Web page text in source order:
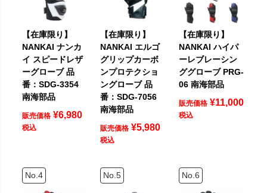
【在庫限り】
NANKAI ナンカ
イ スピードレザ
ーグローブ 品
番：SDG-3354
南海部品
販売価格 ¥6,980
税込
【在庫限り】
NANKAI エルゴ
グリップカーボ
ンプロテクショ
ングローブ 品
番：SDG-7056
南海部品
販売価格 ¥5,980
税込
【在庫限り】
NANKAI ハイパ
ーレブレーシン
ググローブ PRG-
06 南海部品
販売価格 ¥11,000
税込